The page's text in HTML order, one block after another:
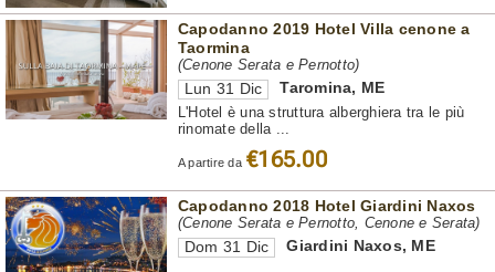
Capodanno 2019 Hotel Villa cenone a
Taormina
(Cenone Serata e Pernotto)
Lun 31 Dic Taromina, ME
L'Hotel è una struttura alberghiera tra le più
rinomate della ...
A partire da €165.00
Capodanno 2018 Hotel Giardini Naxos
(Cenone Serata e Pernotto, Cenone e Serata)
Dom 31 Dic Giardini Naxos, ME